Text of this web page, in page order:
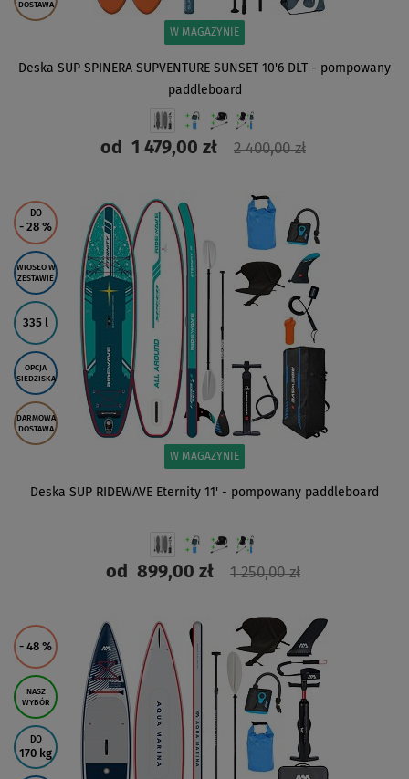
DOSTAWA
W MAGAZYNIE
Deska SUP SPINERA SUPVENTURE SUNSET 10'6 DLT - pompowany
paddleboard
od 1 479,00 zł 2 400,00 zł
DO
- 28 %
WIOSŁO W
ZESTAWIE
335 l
OPCJA
SIEDZISKA
DARMOWA
DOSTAWA
W MAGAZYNIE
Deska SUP RIDEWAVE Eternity 11' - pompowany paddleboard
od 899,00 zł 1 250,00 zł
ZOBACZ
- 48 %
NASZ
WYBÓR
DO
170 kg